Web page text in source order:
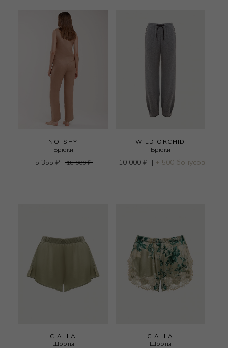
NOTSHY
Брюки
5 355 ₽ 18 000₽
WILD ORCHID
Брюки
10 000 ₽ | + 500 бонусов
C.ALLA
Шорты
C.ALLA
Шорты